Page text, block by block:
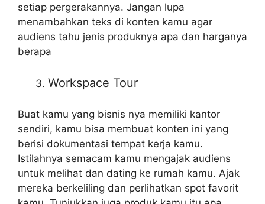
setiap pergerakannya. Jangan lupa
menambahkan teks di konten kamu agar
audiens tahu jenis produknya apa dan harganya
berapa
Workspace Tour
Buat kamu yang bisnis nya memiliki kantor
sendiri, kamu bisa membuat konten ini yang
berisi dokumentasi tempat kerja kamu.
Istilahnya semacam kamu mengajak audiens
untuk melihat dan dating ke rumah kamu. Ajak
mereka berkeliling dan perlihatkan spot favorit